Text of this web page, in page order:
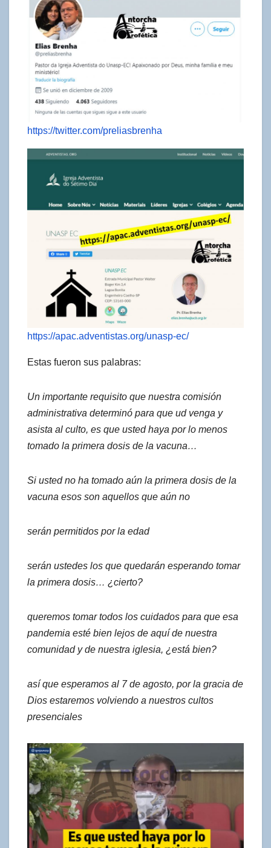
https://twitter.com/preliasbrenha
https://apac.adventistas.org/unasp-ec/
Estas fueron sus palabras:
Un importante requisito que nuestra comisión
administrativa determinó para que ud venga y
asista al culto, es que usted haya por lo menos
tomado la primera dosis de la vacuna…
Si usted no ha tomado aún la primera dosis de la
vacuna esos son aquellos que aún no
serán permitidos por la edad
serán ustedes los que quedarán esperando tomar
la primera dosis… ¿cierto?
queremos tomar todos los cuidados para que esa
pandemia esté bien lejos de aquí de nuestra
comunidad y de nuestra iglesia, ¿está bien?
así que esperamos al 7 de agosto, por la gracia de
Dios estaremos volviendo a nuestros cultos
presenciales